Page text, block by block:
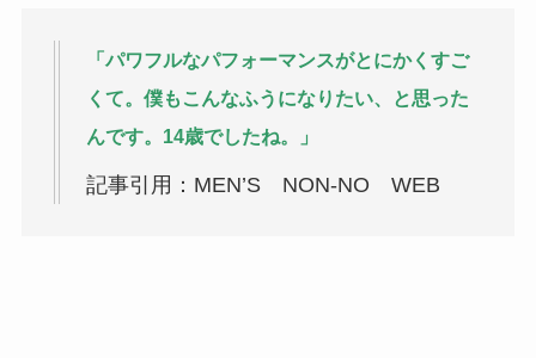
「パワフルなパフォーマンスがとにかくすご
くて。僕もこんなふうになりたい、と思った
んです。14歳でしたね。」
記事引用：MEN’S NON-NO WEB